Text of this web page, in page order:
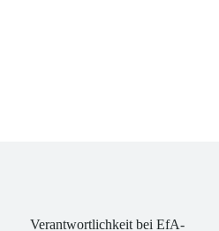
Verantwortlichkeit bei EfA-